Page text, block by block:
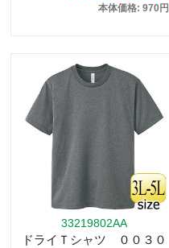
本体価格: 970円
33219802AA
ドライＴシャツ ００３０